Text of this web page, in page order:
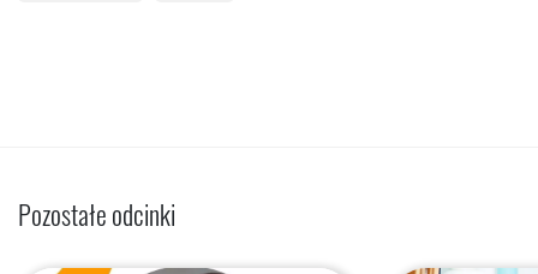
Pozostałe odcinki